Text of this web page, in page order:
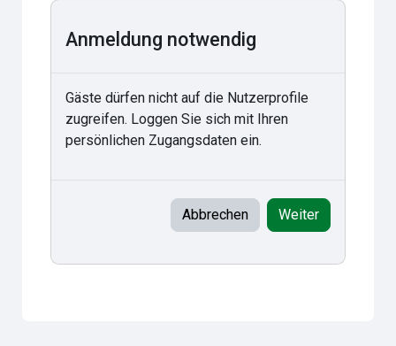
Anmeldung notwendig
Gäste dürfen nicht auf die Nutzerprofile
zugreifen. Loggen Sie sich mit Ihren
persönlichen Zugangsdaten ein.
Abbrechen Weiter